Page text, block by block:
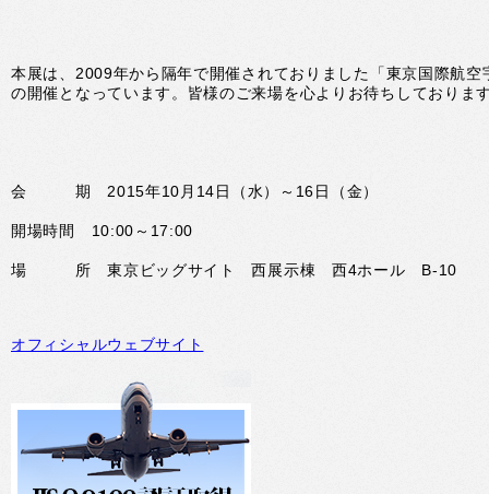
本展は、2009年から隔年で開催されておりました「東京国際航
の開催となっています。皆様のご来場を心よりお待ちしておりま
会 期 2015年10月14日（水）～16日（金）
開場時間 10:00～17:00
場 所 東京ビッグサイト 西展示棟 西4ホール B-10
オフィシャルウェブサイト